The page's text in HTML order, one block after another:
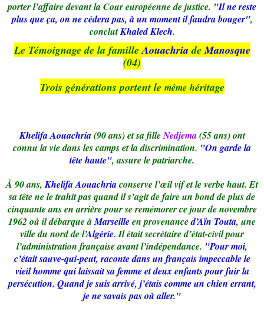
porter l’affaire devant la Cour européenne de justice. "Il ne reste
plus que ça, on ne cédera pas, à un moment il faudra bouger",
conclutKhaled Klech.
Le Témoignage de la familleAouachriadeManosque
(04)
Trois générations portent le mêmehéritage
Khelifa Aouachria (90 ans) et sa filleNedjema(55 ans) ont
connu la vie dans les camps et la discrimination. "On garde la
tête haute", assure le patriarche.
À 90 ans,Khelifa Aouachriaconserve l’œil vif et le verbe haut. Et
sa tête ne le trahit pas quand il s’agit de faire un bond de plus de
cinquante ans en arrière pour se remémorer ce jour de novembre
1962 où il débarque àMarseilleen provenanced’Aïn Touta, une
ville du nord de l’Algérie. Il était secrétaire d’état-civil pour
l’administration française avant l’indépendance. "Pour moi,
c’était sauve-qui-peut, raconte dans un français impeccable le
vieil homme qui laissait sa femme et deux enfants pour fuir la
persécution. Quand je suis arrivé, j’étais comme un chien errant,
je ne savais pas où aller."